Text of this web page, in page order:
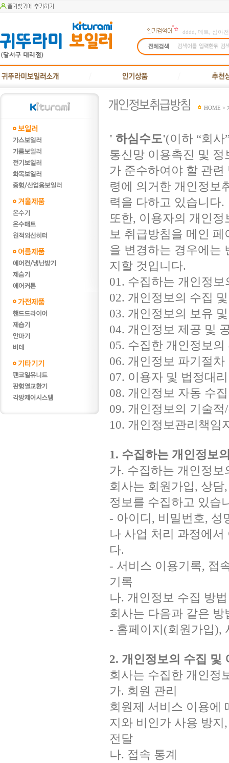
dddd 메트 심야
HOME >
' 하심수도'(이하 “회
통신망 이용촉진 및
가 준수하여야 할 관
령에 의거한 개인정보
력을 다하고 있습니다.
또한, 이용자의 개인
보 취급방침을 메인
을 변경하는 경우에는
지할 것입니다.
01. 수집하는 개인정
02. 개인정보의 수집
03. 개인정보의 보유
04. 개인정보 제공 및
05. 수집한 개인정보의
06. 개인정보 파기절차
07. 이용자 및 법정대
08. 개인정보 자동 수
09. 개인정보의 기술
10. 개인정보관리책임
1. 수집하는 개인정보
가. 수집하는 개인정보
회사는 회원가입, 상
정보를 수집하고 있습
- 아이디, 비밀번호, 성
나 사업 처리 과정에
다.
- 서비스 이용기록, 접
기록
나. 개인정보 수집 방법
회사는 다음과 같은
- 홈페이지(회원가입),
2. 개인정보의 수집 및
회사는 수집한 개인정
가. 회원 관리
회원제 서비스 이용에
지와 비인가 사용 방
전달
나. 접속 통계